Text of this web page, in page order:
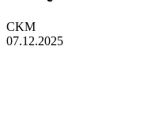
CKM
07.12.2025